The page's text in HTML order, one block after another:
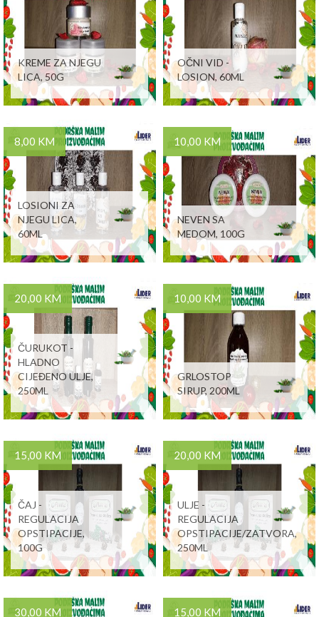
KREME ZA NJEGU
LICA, 50G
OČNI VID -
LOSION, 60ML
8,00 KM
LOSIONI ZA
NJEGU LICA,
60ML
10,00 KM
NEVEN SA
MEDOM, 100G
20,00 KM
ČURUKOT -
HLADNO
CIJEĐENO ULJE,
250ML
10,00 KM
GRLOSTOP
SIRUP, 200ML
15,00 KM
ČAJ -
REGULACIJA
OPSTIPACIJE,
100G
20,00 KM
ULJE -
REGULACIJA
OPSTIPACIJE/ZATVORA,
250ML
30,00 KM 15,00 KM